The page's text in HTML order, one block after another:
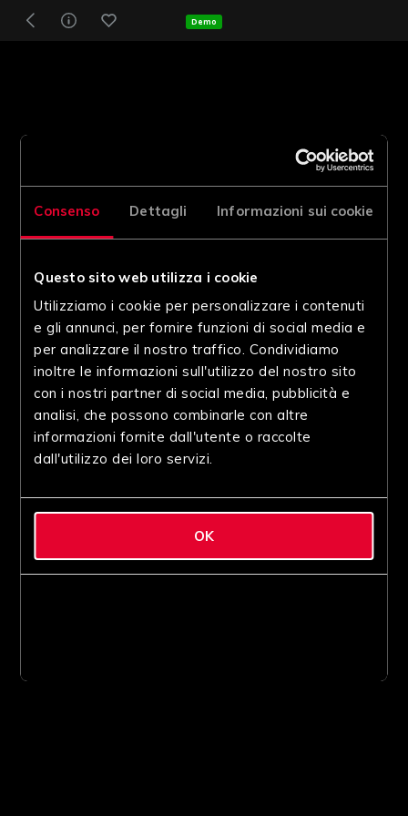
Consenso Dettagli Informazioni sui cookie
Questo sito web utilizza i cookie
Utilizziamo i cookie per personalizzare i contenuti
e gli annunci, per fornire funzioni di social media e
per analizzare il nostro traffico. Condividiamo
inoltre le informazioni sull'utilizzo del nostro sito
con i nostri partner di social media, pubblicità e
analisi, che possono combinarle con altre
informazioni fornite dall'utente o raccolte
dall'utilizzo dei loro servizi.
OK
Demo